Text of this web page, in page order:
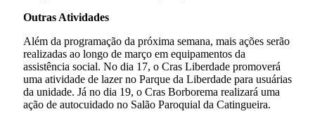
Outras Atividades
Além da programação da próxima semana, mais ações serão
realizadas ao longo de março em equipamentos da
assistência social. No dia 17, o Cras Liberdade promoverá
uma atividade de lazer no Parque da Liberdade para usuárias
da unidade. Já no dia 19, o Cras Borborema realizará uma
ação de autocuidado no Salão Paroquial da Catingueira.